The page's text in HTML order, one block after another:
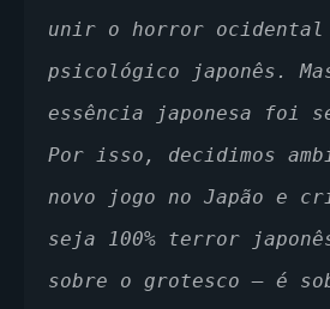
unir o horror
psicológico japonês.
essência japonesa foi
Por isso, decidimos
novo jogo no Japão e
seja 100% terror
sobre o grotesco — é